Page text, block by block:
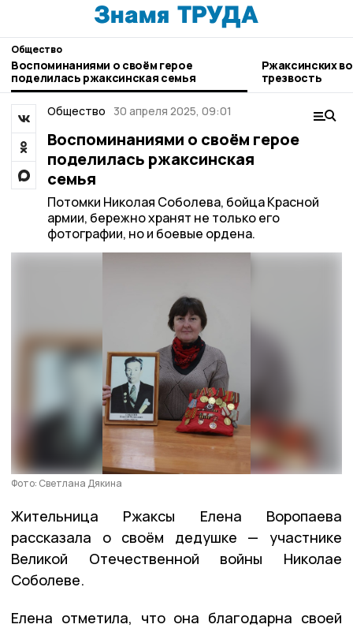
Общество
Воспоминаниями о своём герое
поделилась ржаксинская семья
Ржаксинских
трезвость
Общество 30 апреля 2025, 09:01
Воспоминаниями о своём герое
поделилась ржаксинская
семья
Потомки Николая Соболева, бойца Красной
армии, бережно хранят не только его
фотографии, но и боевые ордена.
Фото: Светлана Дякина
Жительница Ржаксы Елена Воропаева
рассказала о своём дедушке — участнике
Великой Отечественной войны Николае
Соболеве.
Елена отметила, что она благодарна своей